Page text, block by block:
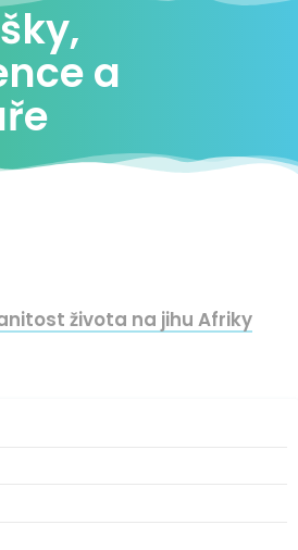
a
života na jihu Afriky